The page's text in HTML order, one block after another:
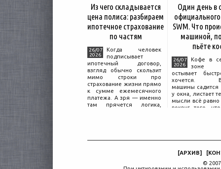
Из чего складывается
цена полиса: разбираем
ипотечное страхование
по частям
26/07
2026
Когда человек
подписывает
ипотечный договор,
взгляд обычно скользит
мимо строки про
страхование жизни прямо
к сумме ежемесячного
платежа. А зря — именно
там прячется логика,
Один день в
SWM. Что
машиной,
пьёте
26/07
2026
Кофе в
зоне
остывает
хочется.
машины садится
у окна, листает
мысли всё равно
вокруг того,
машины
[АРХИВ] [
©